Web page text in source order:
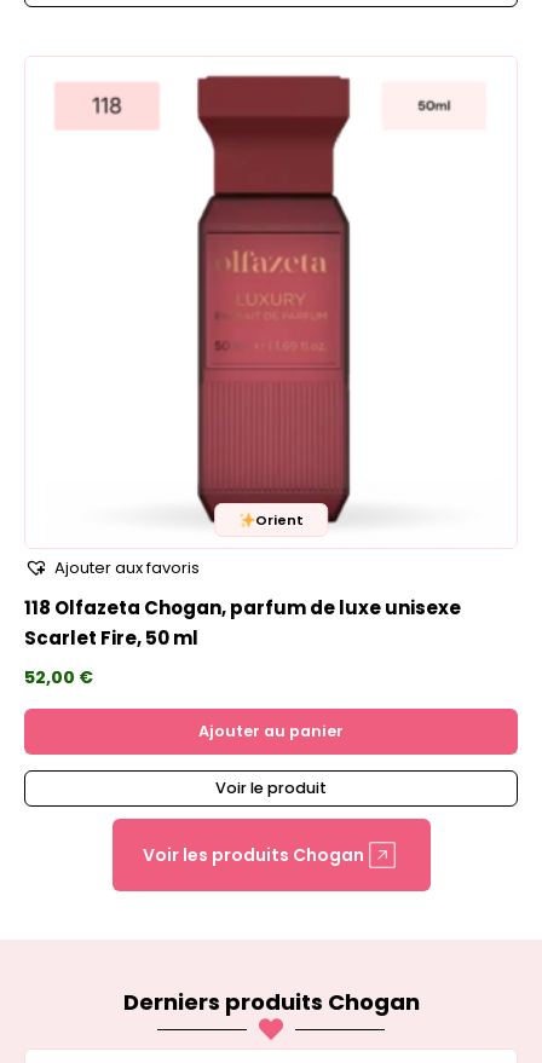
Orient
Ajouter aux favoris
118 Olfazeta Chogan, parfum de luxe unisexe
Scarlet Fire, 50 ml
52,00 €
Ajouter au panier
Voir le produit
Voir les produits Chogan
Derniers produits Chogan